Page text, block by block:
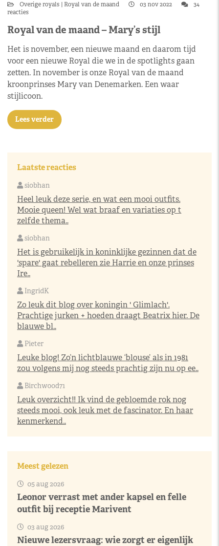
Overige royals Royal van de maand 03 nov 2022
34
reacties
Royal van de maand – Mary’s stijl
Het is november, een nieuwe maand en daarom tijd
voor een nieuwe Royal die we in de spotlights gaan
zetten. In november is onze Royal van de maand
kroonprinses Mary van Denemarken. Een waar
stijlicoon.
Lees verder
Laatste reacties
siobhan
Heel leuk deze serie, en wat een mooi outfits.
Mooie queen! Wel wat braaf en variaties op t
zelfde thema..
siobhan
Het is gebruikelijk in koninklijke gezinnen dat de
'spare' gaat rebelleren zie Harrie en onze prinses
Ire..
IngridK
Zo leuk dit blog over koningin ' Glimlach'.
Prachtige jurken + hoeden draagt Beatrix hier. De
blauwe bl..
Pieter
Leuke blog! Zo’n lichtblauwe ‘blouse’ als in 1981
zou volgens mij nog steeds prachtig zijn nu op ee..
Birchwood71
Leuk overzicht!! Ik vind de gebloemde rok nog
steeds mooi, ook leuk met de fascinator. En haar
kenmerkend..
Meest gelezen
05 aug 2026
Leonor verrast met ander kapsel en felle
outfit bij receptie Marivent
03 aug 2026
Nieuwe lezersvraag: wie zorgt er eigenlijk